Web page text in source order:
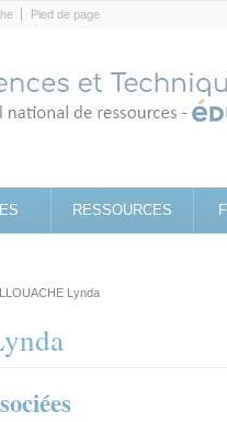
Pied de page
RESSOURCES
Lynda